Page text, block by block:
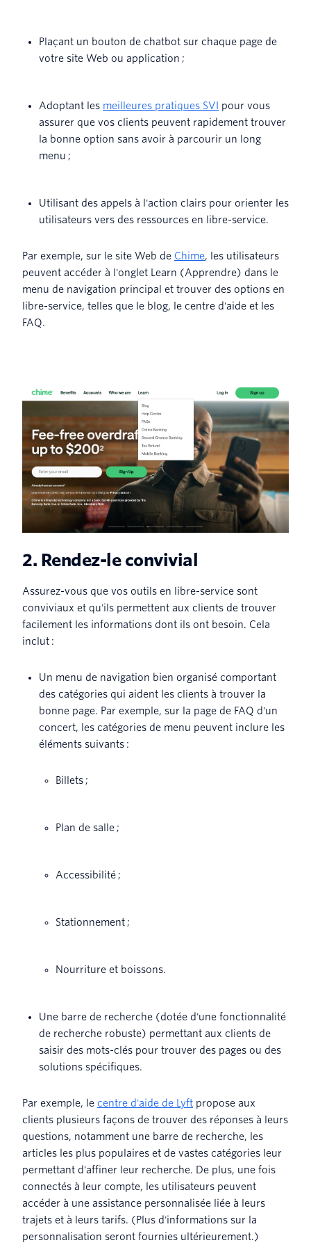
Plaçant un bouton de chatbot sur chaque page de
votre site Web ou application ;
Adoptant les meilleures pratiques SVI
pour vous
assurer que vos clients peuvent rapidement trouver
la bonne option sans avoir à parcourir un long
menu ;
Utilisant des appels à l'action clairs pour orienter les
utilisateurs vers des ressources en libre-service.
Par exemple, sur le site Web de Chime, les utilisateurs
peuvent accéder à l'onglet Learn (Apprendre) dans le
menu de navigation principal et trouver des options en
libre-service, telles que le blog, le centre d'aide et les
FAQ.
2. Rendez-le convivial
Assurez-vous que vos outils en libre-service sont
conviviaux et qu'ils permettent aux clients de trouver
facilement les informations dont ils ont besoin. Cela
inclut :
Un menu de navigation bien organisé comportant
des catégories qui aident les clients à trouver la
bonne page. Par exemple, sur la page de FAQ d'un
concert, les catégories de menu peuvent inclure les
éléments suivants :
Billets ;
Plan de salle ;
Accessibilité ;
Stationnement ;
Nourriture et boissons.
Une barre de recherche (dotée d'une fonctionnalité
de recherche robuste) permettant aux clients de
saisir des mots-clés pour trouver des pages ou des
solutions spécifiques.
Par exemple, le centre d'aide de Lyft propose aux
clients plusieurs façons de trouver des réponses à leurs
questions, notamment une barre de recherche, les
articles les plus populaires et de vastes catégories leur
permettant d'affiner leur recherche. De plus, une fois
connectés à leur compte, les utilisateurs peuvent
accéder à une assistance personnalisée liée à leurs
trajets et à leurs tarifs. (Plus d'informations sur la
personnalisation seront fournies ultérieurement.)